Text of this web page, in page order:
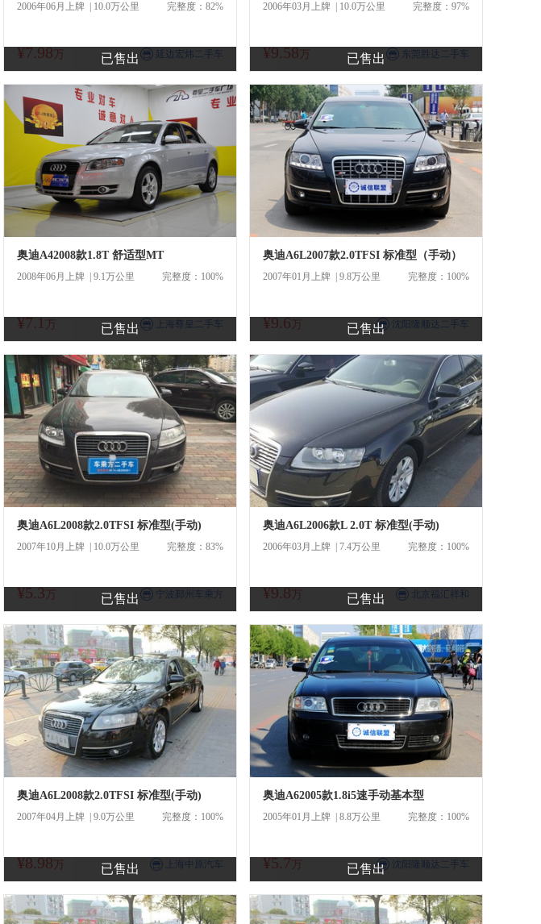
已售出
完整度：82%
2006年06月上牌 | 10.0万公里
¥7.98 万 商 延边宏炜二手车 已售出
完整度：97%
2006年03月上牌 | 10.0万公里
¥9.58 万 商 东莞胜达二手车
已售出
奥迪A42008款1.8T 舒适型MT
完整度：100%
2008年06月上牌 | 9.1万公里
¥7.1 万 商 上海尊皇二手车 已售出
奥迪A6L2007款2.0TFSI 标准型（手动）
完整度：100%
2007年01月上牌 | 9.8万公里
¥9.6 万 商 沈阳隆顺达二手车
已售出
奥迪A6L2008款2.0TFSI 标准型(手动)
完整度：83%
2007年10月上牌 | 10.0万公里
¥5.3 万 商 宁波鄞州车乘方 已售出
奥迪A6L2006款L 2.0T 标准型(手动)
完整度：100%
2006年03月上牌 | 7.4万公里
¥9.8 万 商 北京福汇祥和
已售出
奥迪A6L2008款2.0TFSI 标准型(手动)
完整度：100%
2007年04月上牌 | 9.0万公里
¥8.98 万 商 上海中原汽车 已售出
奥迪A62005款1.8i5速手动基本型
完整度：100%
2005年01月上牌 | 8.8万公里
¥5.7 万 商 沈阳隆顺达二手车